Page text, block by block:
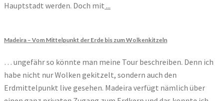
Hauptstadt werden. Doch mit ...
Madeira – Vom Mittelpunkt der Erde bis zum Wolkenkitzeln
… ungefähr so könnte man meine Tour beschreiben. Denn ich
habe nicht nur Wolken gekitzelt, sondern auch den
Erdmittelpunkt live gesehen. Madeira verfügt nämlich über